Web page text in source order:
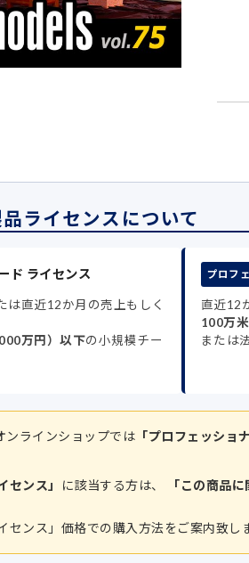
ライセンスについて
ド ライセンス
は直近12か月の売上もしく
万円）以下の小規模チー
プロフ
直近12
100万
または
ンラインショップでは 「プロフェッショ
センス」
に該当する方は、 「この商品
センス」価格での購入方法をご案内致し